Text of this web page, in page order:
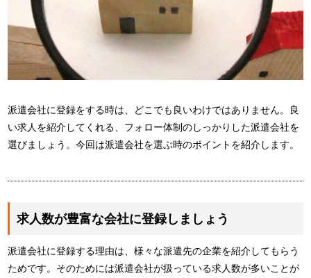
派遣会社に登録をする時は、どこでも良いわけではありません。良
い求人を紹介してくれる、フォロー体制のしっかりした派遣会社を
選びましょう。今回は派遣会社を選ぶ時のポイントを紹介します。
求人数が豊富な会社に登録しましょう
派遣会社に登録する理由は、様々な派遣先の企業を紹介してもらう
ためです。そのためには派遣会社が扱っている求人数が多いことが